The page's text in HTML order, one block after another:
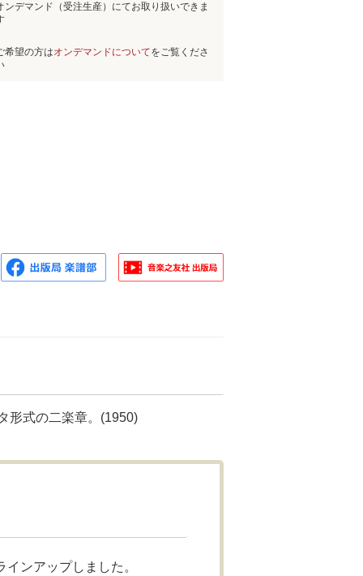
ンデマンド（受注生産）にてお取り扱いできま
希望の方はオンデマンドについてをご覧くださ
形式の二楽章。(1950)
ンアップしました。